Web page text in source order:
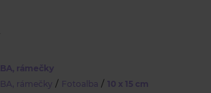
rámečky
rámečky / Fotoalba / 10 x 15 cm